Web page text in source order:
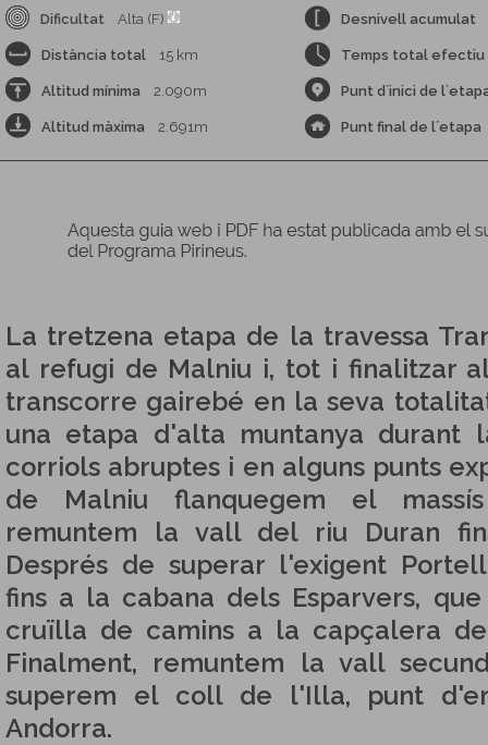
Dificultat Alta (F) Desnivell acumulat
Distància total 15 km Temps total efectiu
Altitud mínima 2.090m Punt d´inici de
Altitud màxima 2.691m Punt final de l´etapa
La tretzena etapa de la travessa
al refugi de Malniu i, tot i finalitzar
transcorre gairebé en la seva
una etapa d'alta muntanya durant
corriols abruptes i en alguns punts
de Malniu flanquegem el
remuntem la vall del riu Duran
Després de superar l'exigent
fins a la cabana dels Esparvers,
cruïlla de camins a la capçalera
Finalment, remuntem la vall
superem el coll de l'Illa, punt
Andorra.